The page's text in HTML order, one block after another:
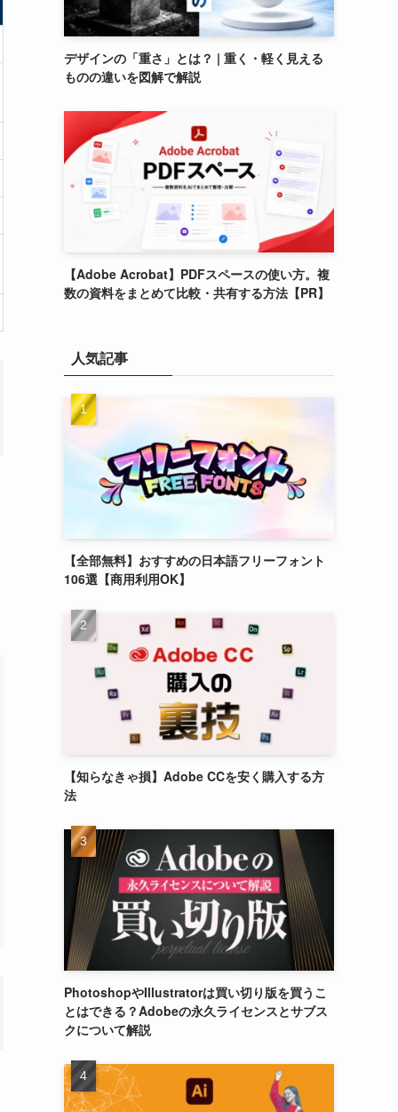
デザインの「重さ」とは？ | 重く・軽く見える
ものの違いを図解で解説
【Adobe Acrobat】PDFスペースの使い方。複
数の資料をまとめて比較・共有する方法【PR】
人気記事
【全部無料】おすすめの日本語フリーフォント
106選【商用利用OK】
【知らなきゃ損】Adobe CCを安く購入する方
法
PhotoshopやIllustratorは買い切り版を買うこ
とはできる？Adobeの永久ライセンスとサブス
クについて解説